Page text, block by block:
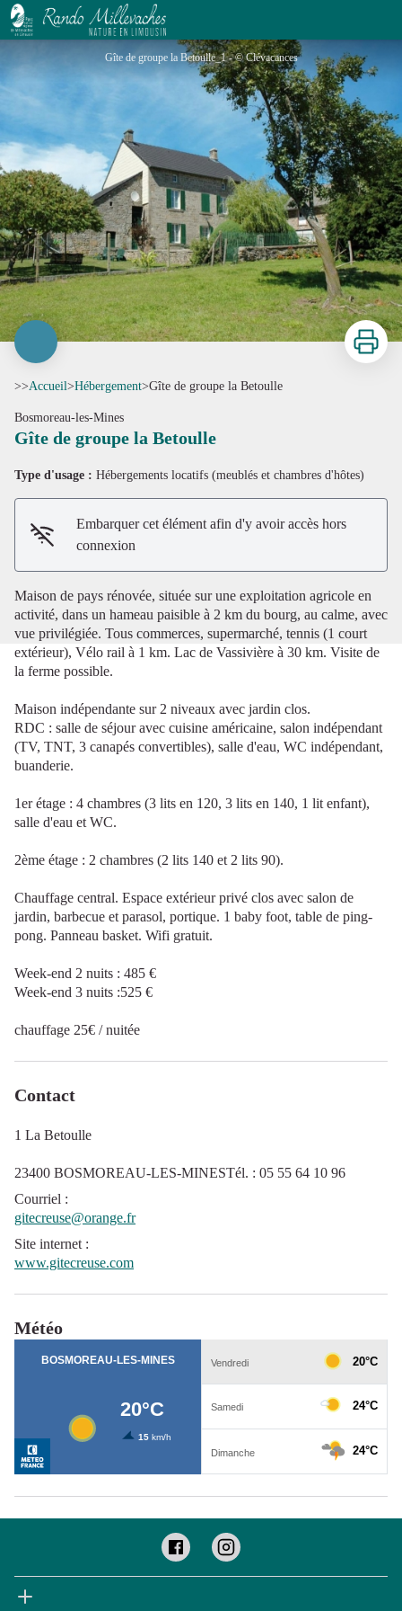
Gîte de groupe la Betoulle
Gîte de groupe la Betoulle_1 - © Clévacances
Voir l'image en plein écran
Imprimer
>>Accueil>Hébergement>Gîte de groupe la Betoulle
Bosmoreau-les-Mines
Gîte de groupe la Betoulle
Type d'usage : Hébergements locatifs (meublés et chambres d'hôtes)
Embarquer cet élément afin d'y avoir accès hors
connexion
Maison de pays rénovée, située sur une exploitation agricole en
activité, dans un hameau paisible à 2 km du bourg, au calme, avec
vue privilégiée. Tous commerces, supermarché, tennis (1 court
extérieur), Vélo rail à 1 km. Lac de Vassivière à 30 km. Visite de
la ferme possible.
Maison indépendante sur 2 niveaux avec jardin clos.
RDC : salle de séjour avec cuisine américaine, salon indépendant
(TV, TNT, 3 canapés convertibles), salle d'eau, WC indépendant,
buanderie.
1er étage : 4 chambres (3 lits en 120, 3 lits en 140, 1 lit enfant),
salle d'eau et WC.
2ème étage : 2 chambres (2 lits 140 et 2 lits 90).
Chauffage central. Espace extérieur privé clos avec salon de
jardin, barbecue et parasol, portique. 1 baby foot, table de ping-
pong. Panneau basket. Wifi gratuit.
Week-end 2 nuits : 485 €
Week-end 3 nuits :525 €
chauffage 25€ / nuitée
Contact
1 La Betoulle
23400 BOSMOREAU-LES-MINESTél. : 05 55 64 10 96
Courriel :
gitecreuse@orange.fr
Site internet :
www.gitecreuse.com
Météo